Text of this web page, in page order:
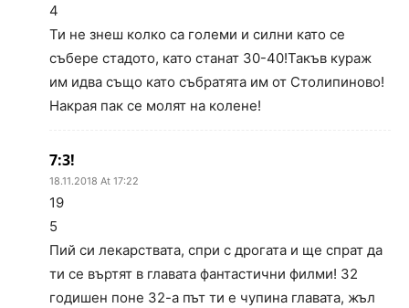
4
Ти не знеш колко са големи и силни като се
събере стадото, като станат 30-40!Такъв кураж
им идва също като събратята им от Столипиново!
Накрая пак се молят на колене!
7:3!
18.11.2018 At 17:22
19
5
Пий си лекарствата, спри с дрогата и ще спрат да
ти се въртят в главата фантастични филми! 32
годишен поне 32-а път ти е чупина главата, жъл